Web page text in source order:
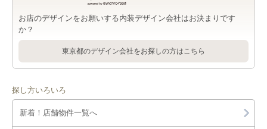
お店のデザインをお願いする内装デザイン会社はお決まりです
か？
東京都のデザイン会社をお探しの方はこちら
探し方いろいろ
新着！店舗物件一覧へ